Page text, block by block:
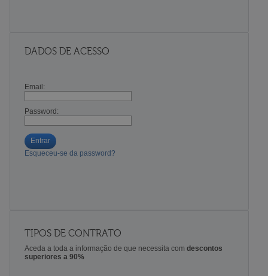
DADOS DE ACESSO
Email:
Password:
Entrar
Esqueceu-se da password?
TIPOS DE CONTRATO
Aceda a toda a informação de que necessita com descontos
superiores a 90%